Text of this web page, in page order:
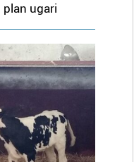
plan ugari